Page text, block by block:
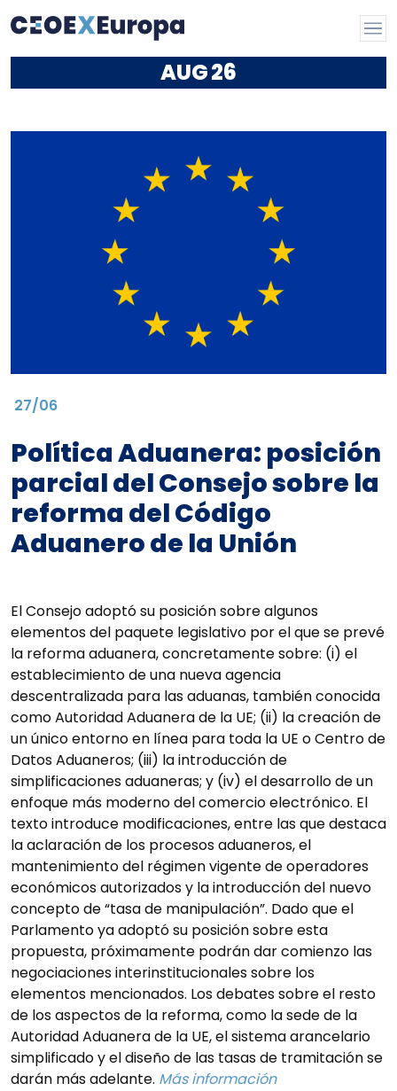
AUG26
27/06
Política Aduanera: posición
parcial del Consejo sobre la
reforma del Código
Aduanero de la Unión
El Consejo adoptó su posición sobre algunos
elementos del paquete legislativo por el que se prevé
la reforma aduanera, concretamente sobre: (i) el
establecimiento de una nueva agencia
descentralizada para las aduanas, también conocida
como Autoridad Aduanera de la UE; (ii) la creación de
un único entorno en línea para toda la UE o Centro de
Datos Aduaneros; (iii) la introducción de
simplificaciones aduaneras; y (iv) el desarrollo de un
enfoque más moderno del comercio electrónico. El
texto introduce modificaciones, entre las que destaca
la aclaración de los procesos aduaneros, el
mantenimiento del régimen vigente de operadores
económicos autorizados y la introducción del nuevo
concepto de “tasa de manipulación”. Dado que el
Parlamento ya adoptó su posición sobre esta
propuesta, próximamente podrán dar comienzo las
negociaciones interinstitucionales sobre los
elementos mencionados. Los debates sobre el resto
de los aspectos de la reforma, como la sede de la
Autoridad Aduanera de la UE, el sistema arancelario
simplificado y el diseño de las tasas de tramitación se
darán más adelante. Más información